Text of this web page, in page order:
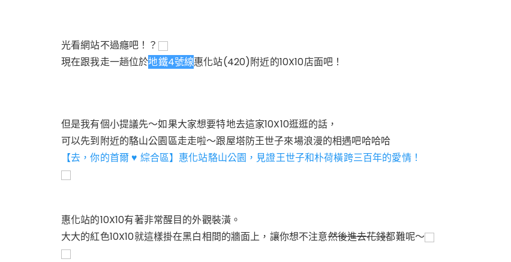
光看網站不過癮吧！？
現在跟我走一趟位於地鐵4號線惠化站(420)附近的10X10店面吧！
但是我有個小提議先～如果大家想要特地去這家10X10逛逛的話，
可以先到附近的駱山公園區走走啦～跟屋塔防王世子來場浪漫的相遇吧哈哈哈
【去，你的首爾 ♥ 綜合區】惠化站駱山公園，見證王世子和朴荷橫跨三百年的愛情！
惠化站的10X10有著非常醒目的外觀裝潢。
大大的紅色10X10就這樣掛在黑白相間的牆面上，讓你想不注意然後進去花錢都難呢～